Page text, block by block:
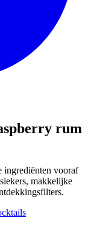
rum
ingrediënten vooraf
makkelijke